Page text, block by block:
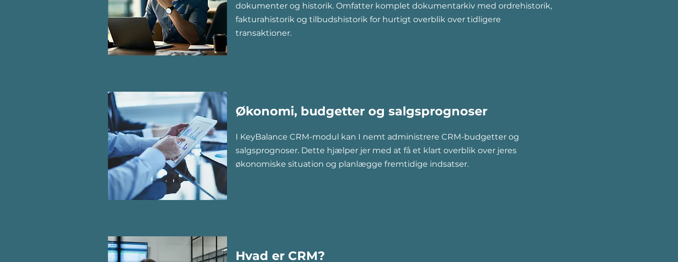
dokumenter og historik. Omfatter komplet dokumentarkiv med ordrehistorik,
fakturahistorik og tilbudshistorik for hurtigt overblik over tidligere
transaktioner.
Økonomi, budgetter og salgsprognoser
I KeyBalance CRM-modul kan I nemt administrere CRM-budgetter og
salgsprognoser. Dette hjælper jer med at få et klart overblik over jeres
økonomiske situation og planlægge fremtidige indsatser.
Hvad er CRM?